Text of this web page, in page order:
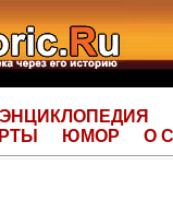
ЭНЦИКЛОПЕДИЯ
ЮМОР О